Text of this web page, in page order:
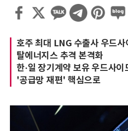
호주 최대 LNG 수출사 우드
탈에너지스 추격 본격화
한·일 장기계약 보유 우드사
'공급망 재편' 핵심으로